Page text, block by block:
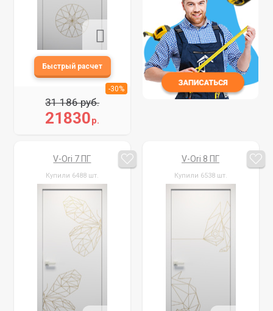
21830р.
31 186 руб.
-30%
V-Ori 7 ПГ
Купили 6488 шт.
V-Ori 8 ПГ
Купили 6538 шт.